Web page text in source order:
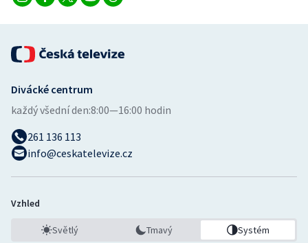
Divácké centrum
každý všední den:8:00—16:00 hodin
261 136 113
info@ceskatelevize.cz
Vzhled
Světlý Tmavý Systém